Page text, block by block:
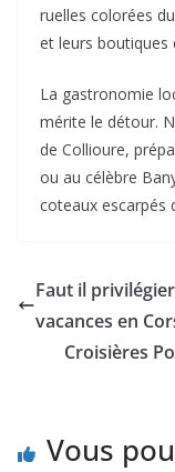
ruelles colorées
et leurs boutiques
La gastronomie
mérite le détour.
de Collioure,
ou au célèbre
coteaux escarpés
Faut il
vacances en
Croisières
Vous